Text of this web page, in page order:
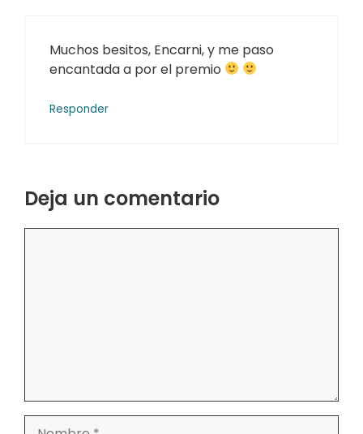
Muchos besitos, Encarni, y me paso
encantada a por el premio
Responder
Deja un comentario
Nombre